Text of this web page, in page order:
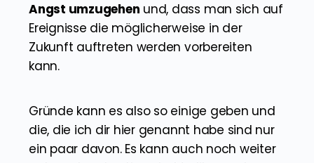
Angst umzugehen und, dass man sich auf
Ereignisse die möglicherweise in der
Zukunft auftreten werden vorbereiten
kann.
Gründe kann es also so einige geben und
die, die ich dir hier genannt habe sind nur
ein paar davon. Es kann auch noch weiter